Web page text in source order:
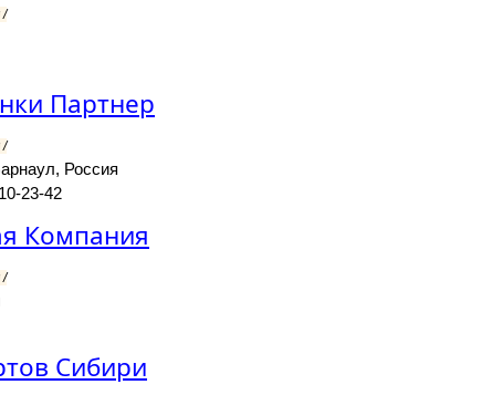
/
Партнер
/
Россия
23-42
Компания
/
Сибири